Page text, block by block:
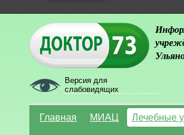
Версия для
слабовидящих
Главная МИАЦ Лечебные